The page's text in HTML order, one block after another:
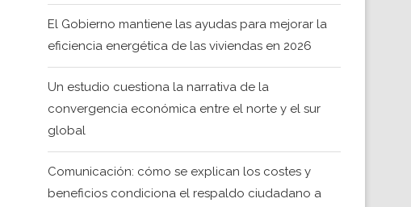
El Gobierno mantiene las ayudas para mejorar la
eficiencia energética de las viviendas en 2026
Un estudio cuestiona la narrativa de la
convergencia económica entre el norte y el sur
global
Comunicación: cómo se explican los costes y
beneficios condiciona el respaldo ciudadano a